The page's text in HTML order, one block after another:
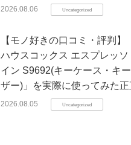
2026.08.06 Uncategorized
【モノ好きの口コミ・評判】
ハウスコックス エスプレッソ
イン S9692(キーケース・キ
ザー)」を実際に使ってみた正
2026.08.05 Uncategorized